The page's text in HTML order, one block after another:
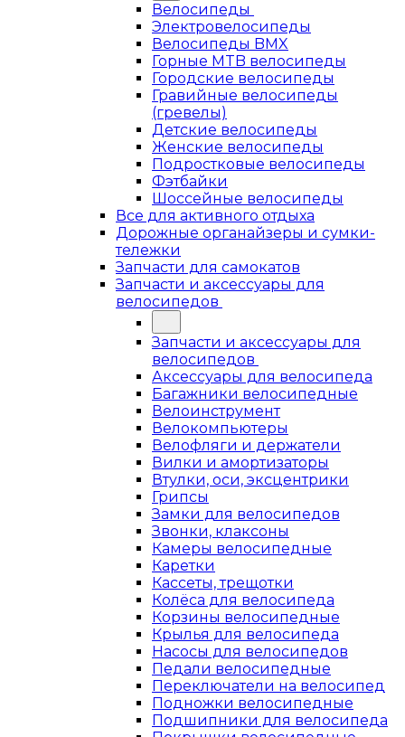
Велосипеды
Электровелосипеды
Велосипеды BMX
Горные MTB велосипеды
Городские велосипеды
Гравийные велосипеды
(гревелы)
Детские велосипеды
Женские велосипеды
Подростковые велосипеды
Фэтбайки
Шоссейные велосипеды
Все для активного отдыха
Дорожные органайзеры и сумки-
тележки
Запчасти для самокатов
Запчасти и аксессуары для
велосипедов
Запчасти и аксессуары для
велосипедов
Аксессуары для велосипеда
Багажники велосипедные
Велоинструмент
Велокомпьютеры
Велофляги и держатели
Вилки и амортизаторы
Втулки, оси, эксцентрики
Грипсы
Замки для велосипедов
Звонки, клаксоны
Камеры велосипедные
Каретки
Кассеты, трещотки
Колёса для велосипеда
Корзины велосипедные
Крылья для велосипеда
Насосы для велосипедов
Педали велосипедные
Переключатели на велосипед
Подножки велосипедные
Подшипники для велосипеда